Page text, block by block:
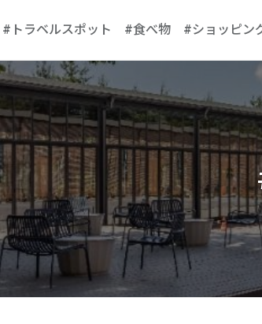
#トラベルスポット #食べ物 #ショッピン